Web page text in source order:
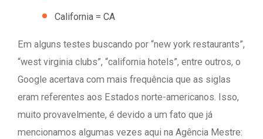
California = CA
Em alguns testes buscando por “new york restaurants”,
“west virginia clubs”, “california hotels”, entre outros, o
Google acertava com mais frequência que as siglas
eram referentes aos Estados norte-americanos. Isso,
muito provavelmente, é devido a um fato que já
mencionamos algumas vezes aqui na Agência Mestre: